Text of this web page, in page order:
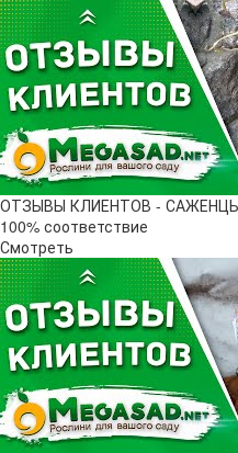
ОТЗЫВЫ КЛИЕНТОВ -
100% соответствие
Смотреть